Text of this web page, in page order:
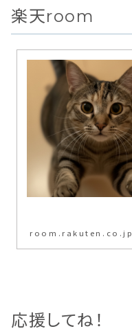
楽天room
room.rakuten.co.jp
応援してね！